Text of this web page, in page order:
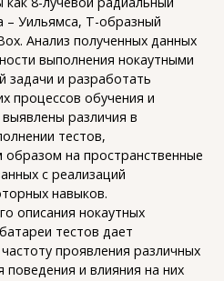
– Уильямса, Т-образный
Анализ полученных данных
выполнения нокаутными
задачи и разработать
процессов обучения и
различия в
тестов,
образом на пространственные
с реализаций
навыков.
описания нокаутных
тестов дает
проявления различных
и влияния на них